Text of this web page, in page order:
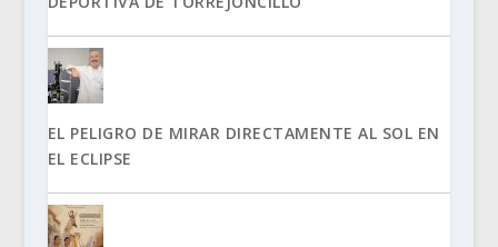
EL PELIGRO DE MIRAR DIRECTAMENTE AL SOL EN
EL ECLIPSE